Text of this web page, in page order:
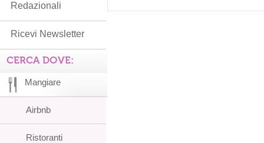
Redazionali
Ricevi Newsletter
CERCA DOVE:
Mangiare
Airbnb
Ristoranti